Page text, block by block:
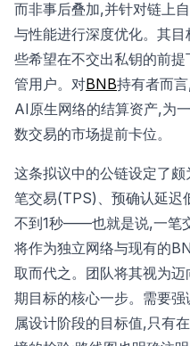
而非事后叠加,并针对链上
与性能进行深度优化。其
些希望在不交出私钥的前
管用户。对BNB持有者而
AI原生网络的结算资产,为
数交易的市场提前卡位。
这条拟议中的公链设定了
笔交易(TPS)、预确认延迟
不到1秒——也就是说,一笔
将作为独立网络与现有的
取而代之。团队将其视为
期目标的核心一步。需要
属设计阶段的目标值,只有